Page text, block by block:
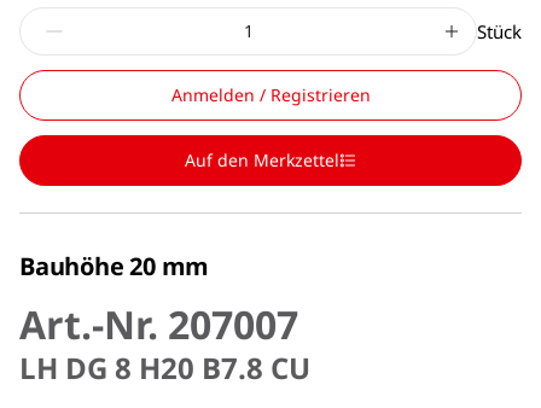
Stück
Anmelden / Registrieren
Auf den Merkzettel
Bauhöhe 20 mm
Art.-Nr. 207007
LH DG 8 H20 B7.8 CU